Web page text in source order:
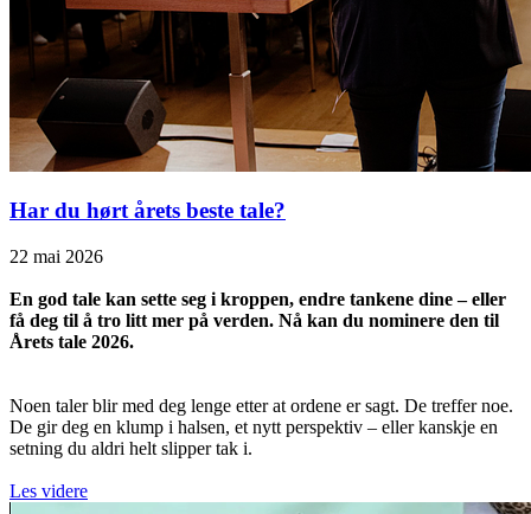
Har du hørt årets beste tale?
22 mai 2026
En god tale kan sette seg i kroppen, endre tankene dine – eller
få deg til å tro litt mer på verden. Nå kan du nominere den til
Årets tale 2026.
Noen taler blir med deg lenge etter at ordene er sagt. De treffer noe.
De gir deg en klump i halsen, et nytt perspektiv – eller kanskje en
setning du aldri helt slipper tak i.
Les videre